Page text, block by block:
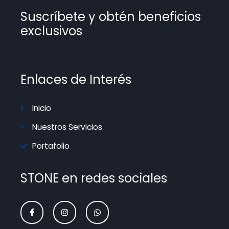
Suscríbete y obtén beneficios
exclusivos
Enlaces de Interés
Inicio
Nuestros Servicios
Portafolio
STONE en redes sociales
F
a
c
I
n
W
h
a
Mary
STONE publicidad. ¿En qué puedo
ayudarte hoy?